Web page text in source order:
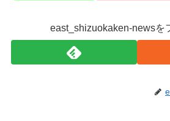
east_shizuokaken-newsを